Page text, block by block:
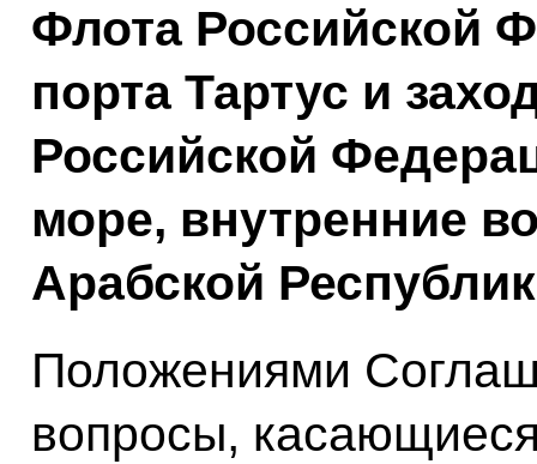
Флота Российской
порта Тартус и
Российской
море, внутренние
Арабской
Положениями
вопросы,